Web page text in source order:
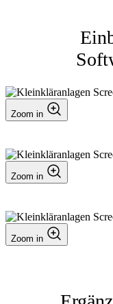
Zoom in
Zoom in
Zoom in